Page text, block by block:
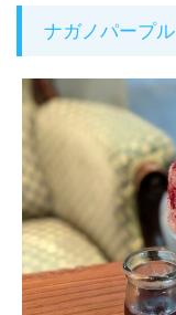
ナガノパープ